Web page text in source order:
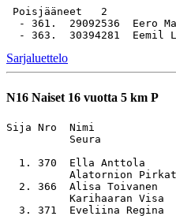
Poisjääneet   2
- 361.  29092536  Eero
Sarjaluettelo
N16 Naiset 16 vuotta 5 km P
Sija Nro  Nimi
          Seura
1. 370  Ella Anttola
          Alatornion Pirkat
2. 366  Alisa Toivanen
          Karihaaran Visa
3. 371  Eveliina Regina